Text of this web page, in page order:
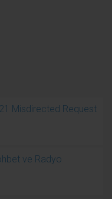
Misdirected Request
ve Radyo